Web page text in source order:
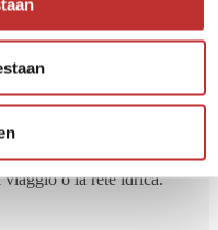
filtri per
come batteri, cloro, PFAS,
Tradeline troverete filtri
viaggio o la rete idrica.